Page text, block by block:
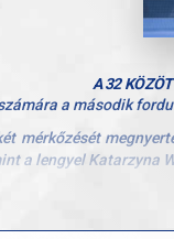
A 32
a második
mérkőzését
a lengyel Katarzyna